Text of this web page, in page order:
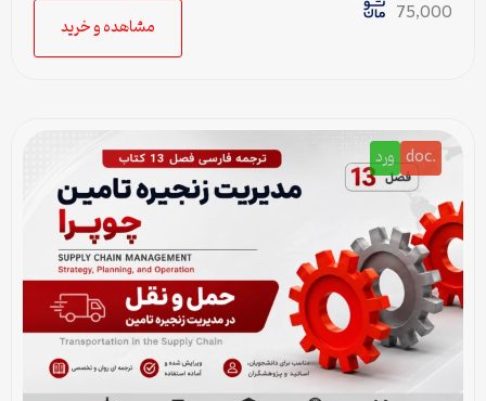
75,000
مشاهده و خرید
.doc ورد